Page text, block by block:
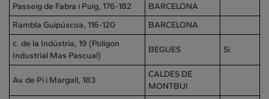
Passeig de Fabra i Puig, 176-182
BARCELONA
Rambla Guipúscoa, 116-120
BARCELONA
c. de la Indústria, 19 (Polígon
Industrial Mas Pascual)
BEGUES Si
Av. de Pi i Margall, 183
CALDES DE
MONTBUI